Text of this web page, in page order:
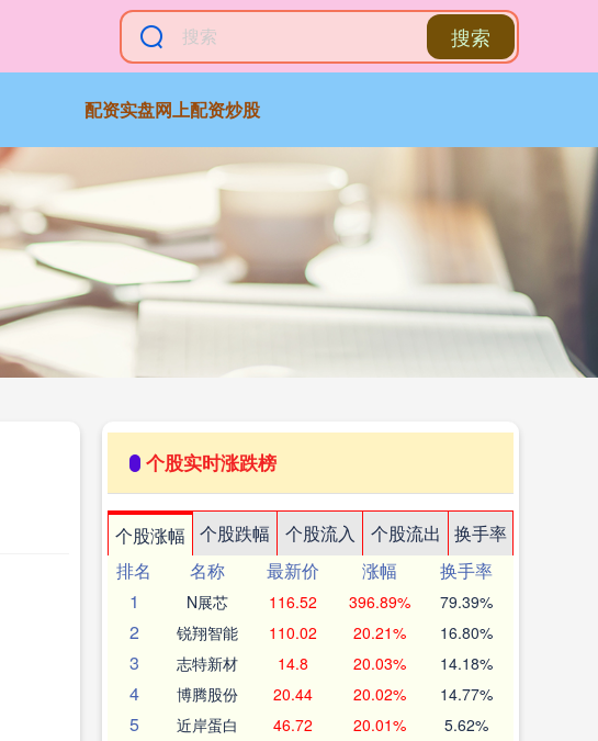
搜索
配资实盘网上配资炒股
个股实时涨跌榜
个股涨幅 个股跌幅 个股流入 个股流出
换手率
排名
名称 最新价 涨幅
换手率
1
N展芯 116.52 396.89% 79.39%
2 锐翔智能 110.02 20.21% 16.80%
3 志特新材 14.8 20.03% 14.18%
4 博腾股份 20.44 20.02% 14.77%
5 近岸蛋白 46.72 20.01% 5.62%